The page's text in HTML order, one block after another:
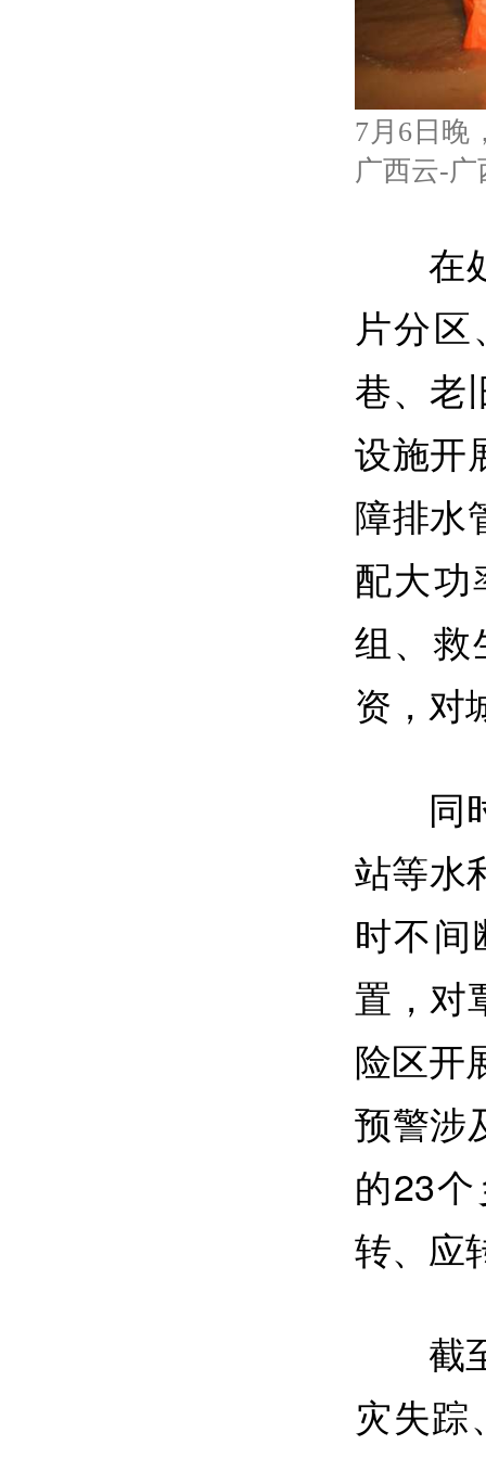
7月6日晚
广西云-
在
片分
巷、老
设施开
障排水
配大
组、救
资，对
同
站等水
时不
置，对
险区开
预警涉
的23
转、应
截
灾失